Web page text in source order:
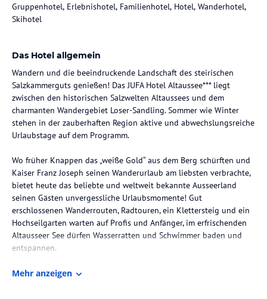
Gruppenhotel, Erlebnishotel, Familienhotel, Hotel, Wanderhotel,
Skihotel
Das Hotel allgemein
Wandern und die beeindruckende Landschaft des steirischen
Salzkammerguts genießen! Das JUFA Hotel Altaussee*** liegt
zwischen den historischen Salzwelten Altaussees und dem
charmanten Wandergebiet Loser-Sandling. Sommer wie Winter
stehen in der zauberhaften Region aktive und abwechslungsreiche
Urlaubstage auf dem Programm.
Wo früher Knappen das „weiße Gold“ aus dem Berg schürften und
Kaiser Franz Joseph seinen Wanderurlaub am liebsten verbrachte,
bietet heute das beliebte und weltweit bekannte Ausseerland
seinen Gästen unvergessliche Urlaubsmomente! Gut
erschlossenen Wanderrouten, Radtouren, ein Klettersteig und ein
Hochseilgarten warten auf Profis und Anfänger, im erfrischenden
Altausseer See dürfen Wasserratten und Schwimmer baden und
entspannen.
Das JUFA Familienhotel begeistert Jung und Alt mit modern
Mehr anzeigen